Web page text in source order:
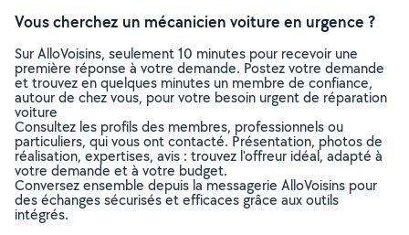
Vous cherchez un mécanicien voiture en urgence ?
Sur AlloVoisins, seulement 10 minutes pour recevoir une
première réponse à votre demande. Postez votre demande
et trouvez en quelques minutes un membre de confiance,
autour de chez vous, pour votre besoin urgent de réparation
voiture
Consultez les profils des membres, professionnels ou
particuliers, qui vous ont contacté. Présentation, photos de
réalisation, expertises, avis : trouvez l'offreur idéal, adapté à
votre demande et à votre budget.
Conversez ensemble depuis la messagerie AlloVoisins pour
des échanges sécurisés et efficaces grâce aux outils
intégrés.